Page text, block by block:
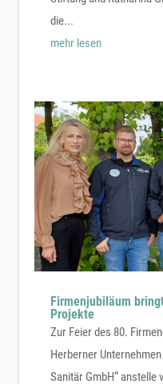
die...
mehr lesen
Firmenjubiläum
Projekte
Zur Feier des 80.
Herberner
Sanitär GmbH“ anstelle